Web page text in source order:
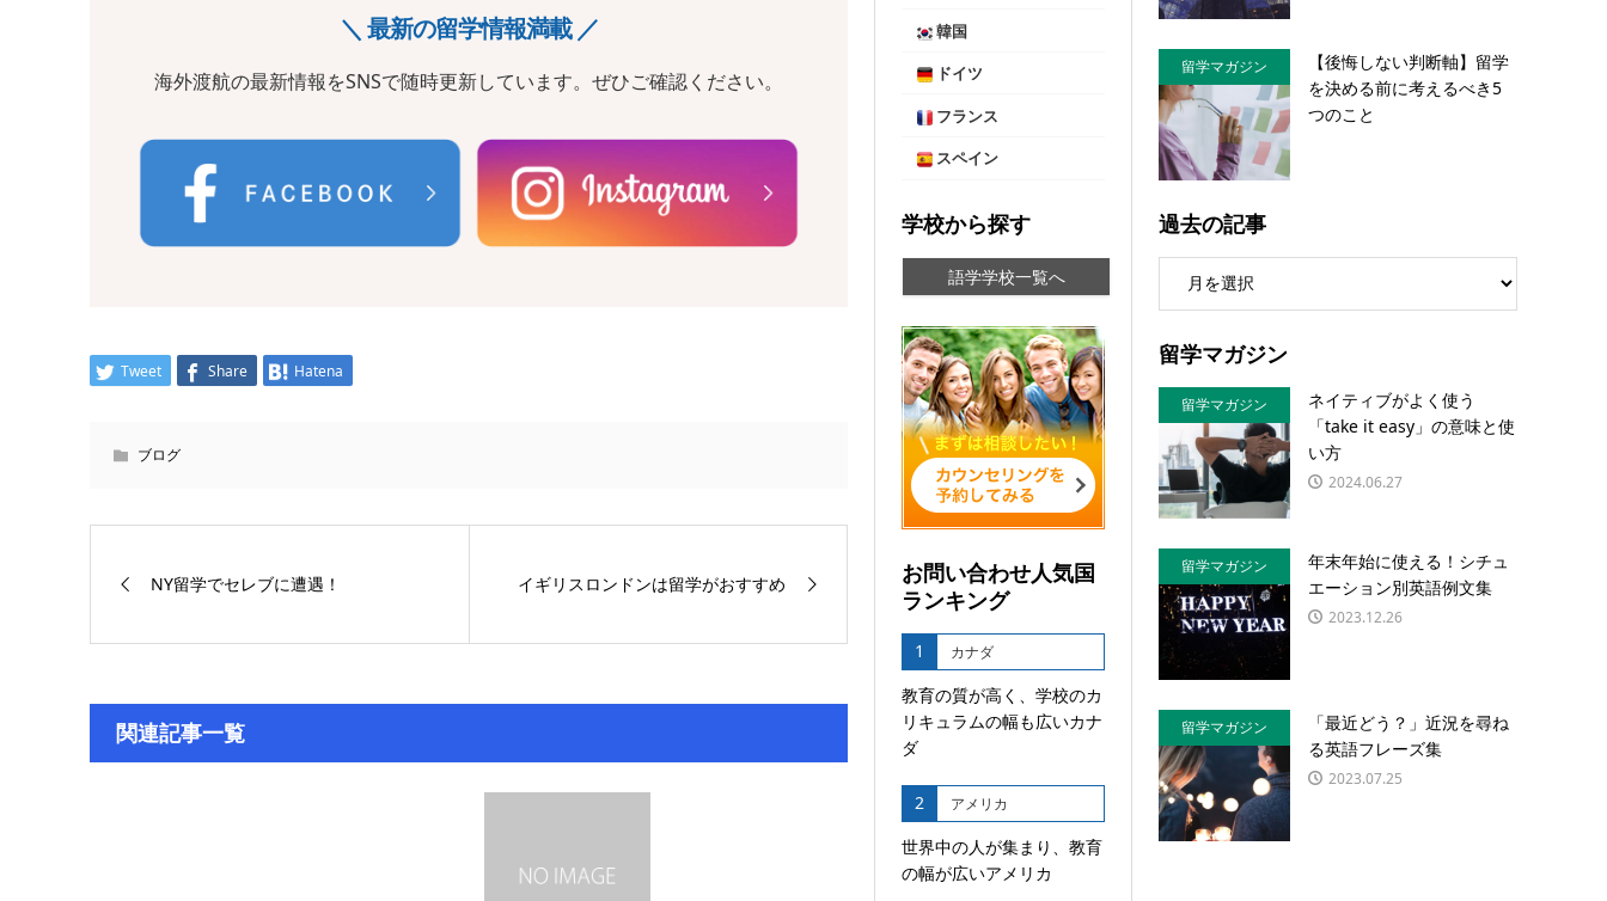
＼ 最新の留学情報満載 ／
海外渡航の最新情報をSNSで随時更新しています。ぜひご確認ください。
Tweet Share Hatena
ブログ
NY留学でセレブに遭遇！ イギリスロンドンは留学がおすすめ
関連記事一覧
韓国
ドイツ
フランス
スペイン
学校から探す
語学学校一覧へ
お問い合わせ人気国
ランキング
1 カナダ
教育の質が高く、学校のカ
リキュラムの幅も広いカナ
ダ
2 アメリカ
世界中の人が集まり、教育
の幅が広いアメリカ
留学マガジン
【後悔しない判断軸】留学
を決める前に考えるべき5
つのこと
過去の記事
留学マガジン
留学マガジン
ネイティブがよく使う
「take it easy」の意味と使
い方
2024.06.27
留学マガジン
年末年始に使える！シチュ
エーション別英語例文集
2023.12.26
留学マガジン
「最近どう？」近況を尋ね
る英語フレーズ集
2023.07.25